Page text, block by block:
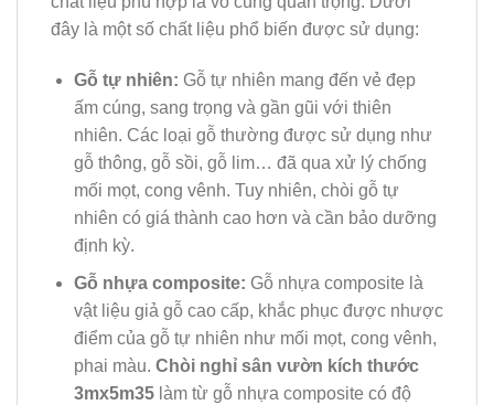
đây là một số chất liệu phổ biến được sử dụng:
Gỗ tự nhiên: Gỗ tự nhiên mang đến vẻ đẹp
ấm cúng, sang trọng và gần gũi với thiên
nhiên. Các loại gỗ thường được sử dụng như
gỗ thông, gỗ sồi, gỗ lim… đã qua xử lý chống
mối mọt, cong vênh. Tuy nhiên, chòi gỗ tự
nhiên có giá thành cao hơn và cần bảo dưỡng
định kỳ.
Gỗ nhựa composite: Gỗ nhựa composite là
vật liệu giả gỗ cao cấp, khắc phục được nhược
điểm của gỗ tự nhiên như mối mọt, cong vênh,
phai màu. Chòi nghỉ sân vườn kích thước
3mx5m35làm từ gỗ nhựa composite có độ